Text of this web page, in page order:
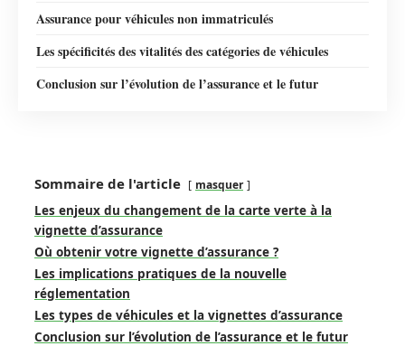
Assurance pour véhicules non immatriculés
Les spécificités des vitalités des catégories de véhicules
Conclusion sur l’évolution de l’assurance et le futur
Sommaire de l'article masquer
Les enjeux du changement de la carte verte à la
vignette d’assurance
Où obtenir votre vignette d’assurance ?
Les implications pratiques de la nouvelle
réglementation
Les types de véhicules et la vignettes d’assurance
Conclusion sur l’évolution de l’assurance et le futur